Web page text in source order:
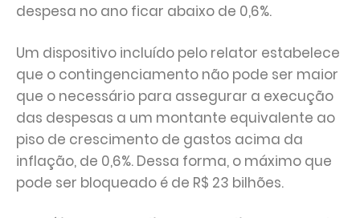
despesa no ano ficar abaixo de 0,6%.
Um dispositivo incluído pelo relator estabelece
que o contingenciamento não pode ser maior
que o necessário para assegurar a execução
das despesas a um montante equivalente ao
piso de crescimento de gastos acima da
inflação, de 0,6%. Dessa forma, o máximo que
pode ser bloqueado é de R$ 23 bilhões.